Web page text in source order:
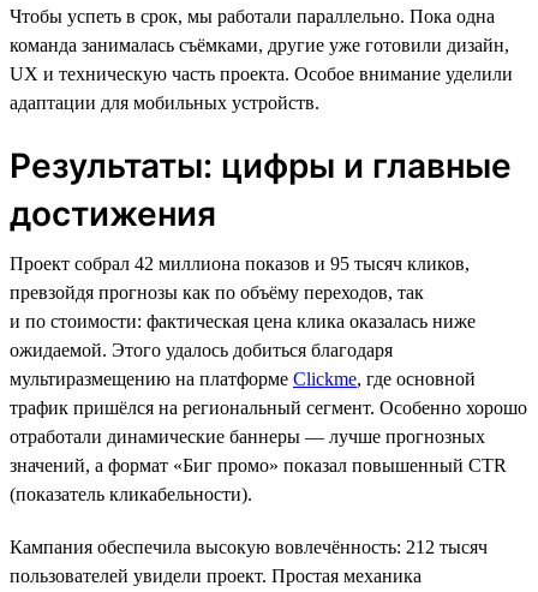
Чтобы успеть в срок, мы работали параллельно. Пока одна
команда занималась съёмками, другие уже готовили дизайн,
UX и техническую часть проекта. Особое внимание уделили
адаптации для мобильных устройств.
Результаты: цифры и главные
достижения
Проект собрал 42 миллиона показов и 95 тысяч кликов,
превзойдя прогнозы как по объёму переходов, так
и по стоимости: фактическая цена клика оказалась ниже
ожидаемой. Этого удалось добиться благодаря
мультиразмещению на платформе Clickme, где основной
трафик пришёлся на региональный сегмент. Особенно хорошо
отработали динамические баннеры — лучше прогнозных
значений, а формат «Биг промо» показал повышенный CTR
(показатель кликабельности).
Кампания обеспечила высокую вовлечённость: 212 тысяч
пользователей увидели проект. Простая механика